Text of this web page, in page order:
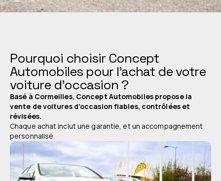
Pourquoi choisir Concept
Automobiles pour l’achat de votre
voiture d’occasion ?
Basé à Cormeilles, Concept Automobiles propose la
vente de voitures d’occasion fiables, contrôlées et
révisées.
Chaque achat inclut une garantie, et un accompagnement
personnalisé.